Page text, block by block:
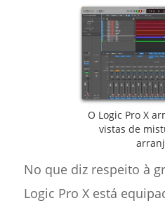
O Logic Pro X
vistas de
No que diz respeito à
Logic Pro X está